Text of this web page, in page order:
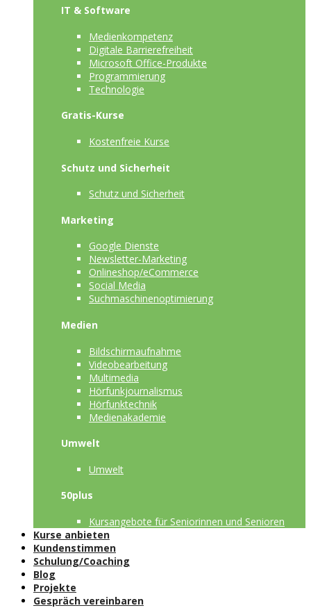
IT & Software
Medienkompetenz
Digitale Barrierefreiheit
Microsoft Office-Produkte
Programmierung
Technologie
Gratis-Kurse
Kostenfreie Kurse
Schutz und Sicherheit
Schutz und Sicherheit
Marketing
Google Dienste
Newsletter-Marketing
Onlineshop/eCommerce
Social Media
Suchmaschinenoptimierung
Medien
Bildschirmaufnahme
Videobearbeitung
Multimedia
Hörfunkjournalismus
Hörfunktechnik
Medienakademie
Umwelt
Umwelt
50plus
Kursangebote für Seniorinnen und Senioren
Kurse anbieten
Kundenstimmen
Schulung/Coaching
Blog
Projekte
Gespräch vereinbaren